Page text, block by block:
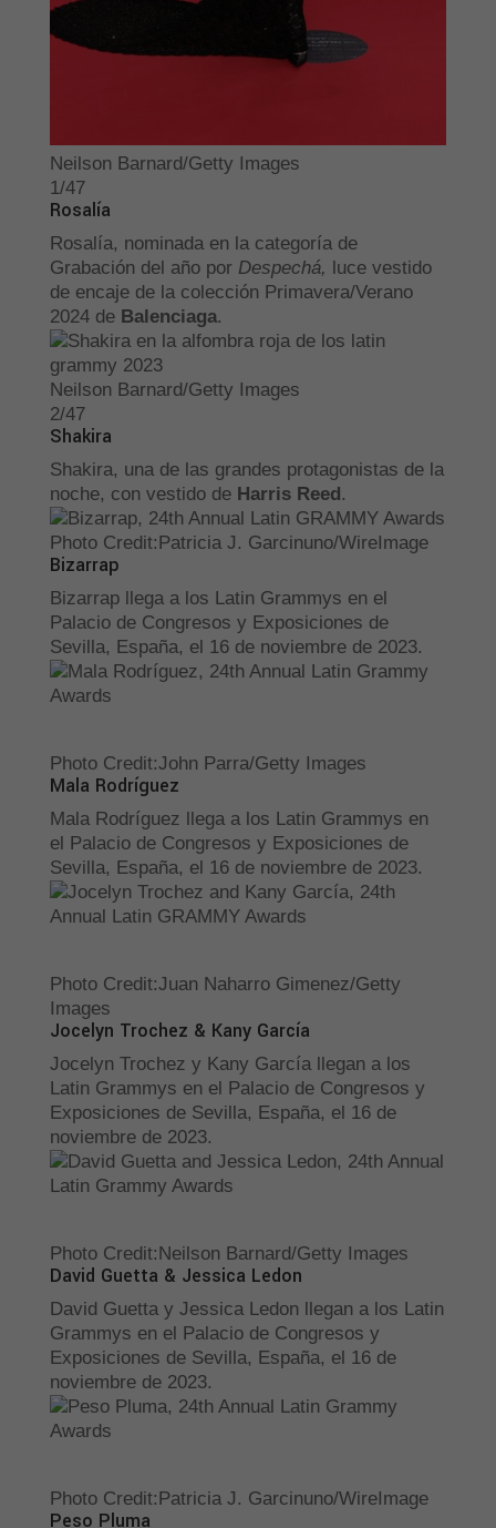
Neilson Barnard/Getty Images
1/47
Rosalía
Rosalía, nominada en la categoría de
Grabación del año por Despechá, luce vestido
de encaje de la colección Primavera/Verano
2024 de Balenciaga.
Neilson Barnard/Getty Images
2/47
Shakira
Shakira, una de las grandes protagonistas de la
noche, con vestido de Harris Reed.
Photo Credit:Patricia J. Garcinuno/WireImage
Bizarrap
Bizarrap llega a los Latin Grammys en el
Palacio de Congresos y Exposiciones de
Sevilla, España, el 16 de noviembre de 2023.
Photo Credit:John Parra/Getty Images
Mala Rodríguez
Mala Rodríguez llega a los Latin Grammys en
el Palacio de Congresos y Exposiciones de
Sevilla, España, el 16 de noviembre de 2023.
Photo Credit:Juan Naharro Gimenez/Getty
Images
Jocelyn Trochez & Kany García
Jocelyn Trochez y Kany García llegan a los
Latin Grammys en el Palacio de Congresos y
Exposiciones de Sevilla, España, el 16 de
noviembre de 2023.
Photo Credit:Neilson Barnard/Getty Images
David Guetta & Jessica Ledon
David Guetta y Jessica Ledon llegan a los Latin
Grammys en el Palacio de Congresos y
Exposiciones de Sevilla, España, el 16 de
noviembre de 2023.
Photo Credit:Patricia J. Garcinuno/WireImage
Peso Pluma